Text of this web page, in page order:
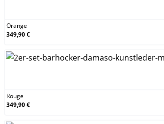
Orange
349,90 €
Rouge
349,90 €